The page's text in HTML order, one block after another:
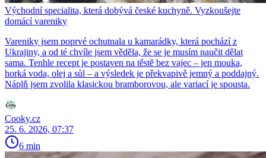
Východní specialita, která dobývá české kuchyně. Vyzkoušejte
domácí vareniky
Vareniky jsem poprvé ochutnala u kamarádky, která pochází z
Ukrajiny, a od té chvíle jsem věděla, že se je musím naučit dělat
sama. Tenhle recept je postaven na těstě bez vajec – jen mouka,
horká voda, olej a sůl – a výsledek je překvapivě jemný a poddajný.
Náplň jsem zvolila klasickou bramborovou, ale variací je spousta.
Cooky.cz
25. 6. 2026, 07:37
6 min